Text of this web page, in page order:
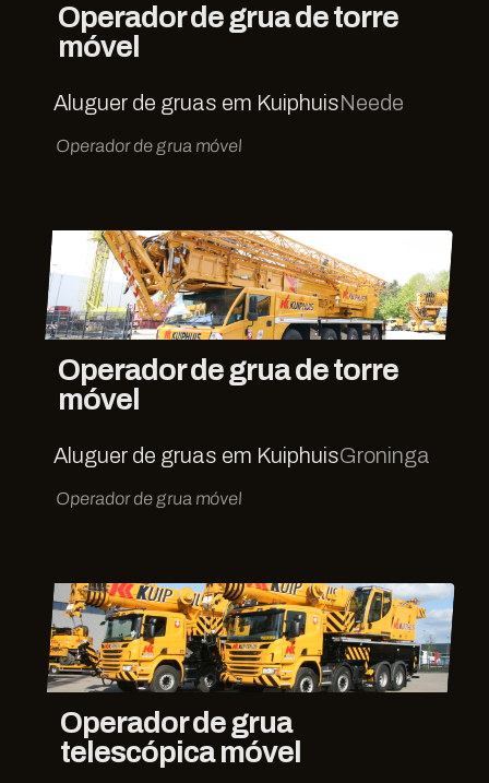
Operador de grua de torre
móvel
Aluguer de gruas em KuiphuisNeede
Operador de grua móvel
Operador de grua de torre
móvel
Aluguer de gruas em KuiphuisGroninga
Operador de grua móvel
Operador de grua
telescópica móvel